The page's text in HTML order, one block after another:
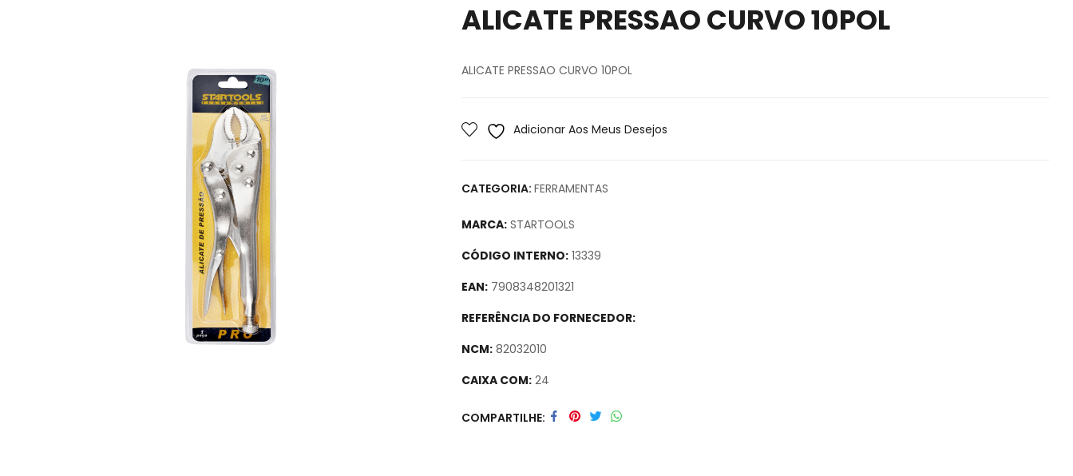
ALICATE PRESSAO CURVO 10POL
ALICATE PRESSAO CURVO 10POL
Adicionar Aos Meus Desejos
CATEGORIA: FERRAMENTAS
MARCA:STARTOOLS
CÓDIGO INTERNO: 13339
EAN:7908348201321
REFERÊNCIA DO FORNECEDOR:
NCM:82032010
CAIXA COM:24
Secure crypto portfolio manager for desktops and mobile –
COMPARTILHE